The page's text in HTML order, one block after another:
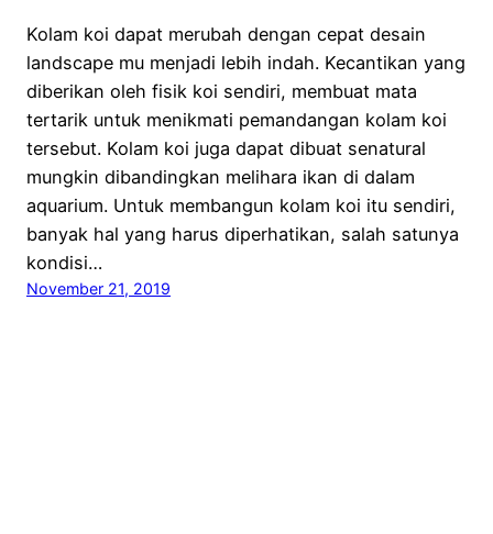
Kolam koi dapat merubah dengan cepat desain
landscape mu menjadi lebih indah. Kecantikan yang
diberikan oleh fisik koi sendiri, membuat mata
tertarik untuk menikmati pemandangan kolam koi
tersebut. Kolam koi juga dapat dibuat senatural
mungkin dibandingkan melihara ikan di dalam
aquarium. Untuk membangun kolam koi itu sendiri,
banyak hal yang harus diperhatikan, salah satunya
kondisi…
November 21, 2019